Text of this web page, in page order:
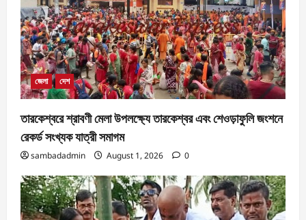
জেলা দেশ
তারকেশ্বরে শ্রাবণী মেলা উপলক্ষ্যে তারকেশ্বর এবং শেওড়াফুলি জংশনে
রেকর্ড সংখ্যক যাত্রী সমাগম
sambadadmin August 1, 2026 0